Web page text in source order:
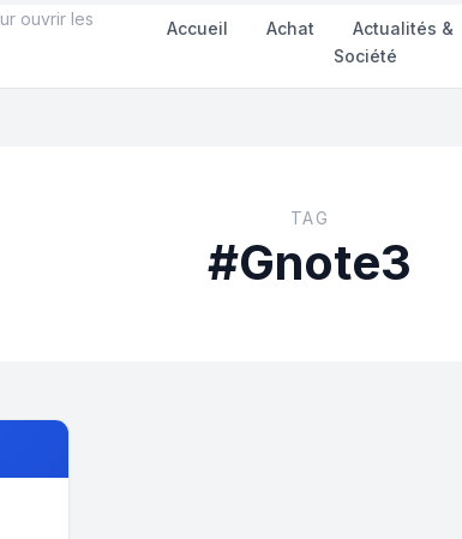
ouvrir les
Accueil Achat
Actualités &
Société
TAG
#Gnote3